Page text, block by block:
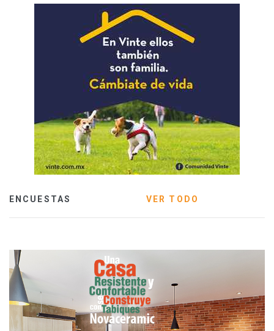
ENCUESTAS VER TODO